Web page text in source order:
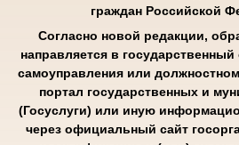
граждан Российской
Согласно новой редакции,
направляется в государственный
самоуправления или
портал государственных и
(Госуслуги) или иную
через официальный сайт